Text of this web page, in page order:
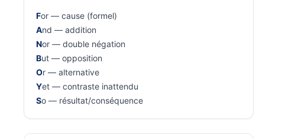
For — cause (formel)
And — addition
Nor — double négation
But — opposition
Or — alternative
Yet — contraste inattendu
So — résultat/conséquence